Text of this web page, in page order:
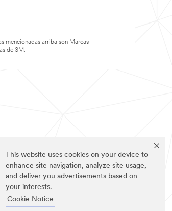
This website uses cookies on your device to
enhance site navigation, analyze site usage,
and deliver you advertisements based on
your interests.
Cookie Notice
mencionadas arriba son Marcas
de 3M.